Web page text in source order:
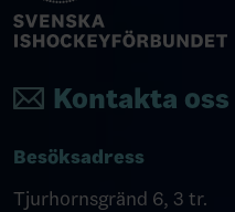
Kontakta oss
Besöksadress
Tjurhornsgränd 6, 3 tr.